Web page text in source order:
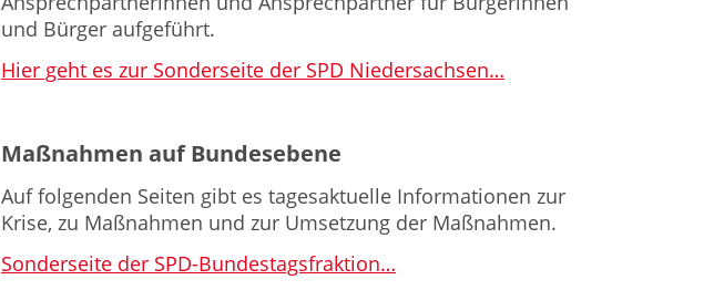
und Bürger aufgeführt.
Hier geht es zur Sonderseite der SPD Niedersachsen…
Maßnahmen auf Bundesebene
Auf folgenden Seiten gibt es tagesaktuelle Informationen zur
Krise, zu Maßnahmen und zur Umsetzung der Maßnahmen.
Sonderseite der SPD-Bundestagsfraktion…